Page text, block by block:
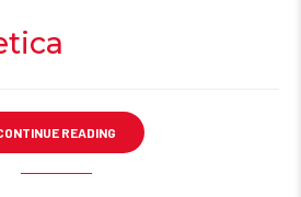
READING